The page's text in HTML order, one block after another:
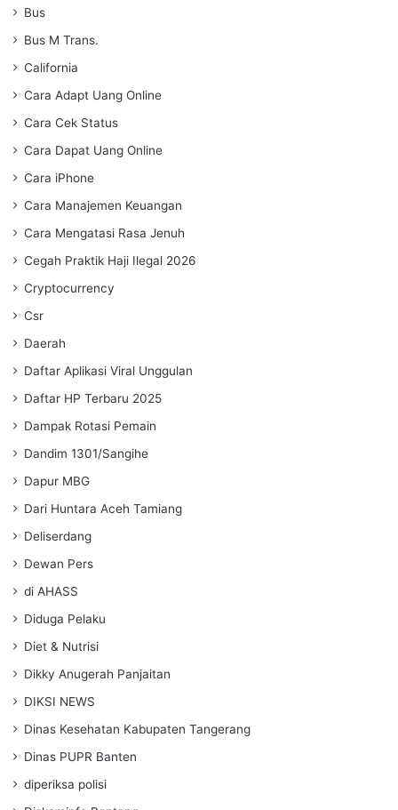
Bus
Bus M Trans.
California
Cara Adapt Uang Online
Cara Cek Status
Cara Dapat Uang Online
Cara iPhone
Cara Manajemen Keuangan
Cara Mengatasi Rasa Jenuh
Cegah Praktik Haji Ilegal 2026
Cryptocurrency
Csr
Daerah
Daftar Aplikasi Viral Unggulan
Daftar HP Terbaru 2025
Dampak Rotasi Pemain
Dandim 1301/Sangihe
Dapur MBG
Dari Huntara Aceh Tamiang
Deliserdang
Dewan Pers
di AHASS
Diduga Pelaku
Diet & Nutrisi
Dikky Anugerah Panjaitan
DIKSI NEWS
Dinas Kesehatan Kabupaten Tangerang
Dinas PUPR Banten
diperiksa polisi